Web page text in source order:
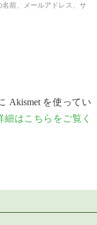
前、メールアドレス、サ
Akismet を使ってい
はこちらをご覧く